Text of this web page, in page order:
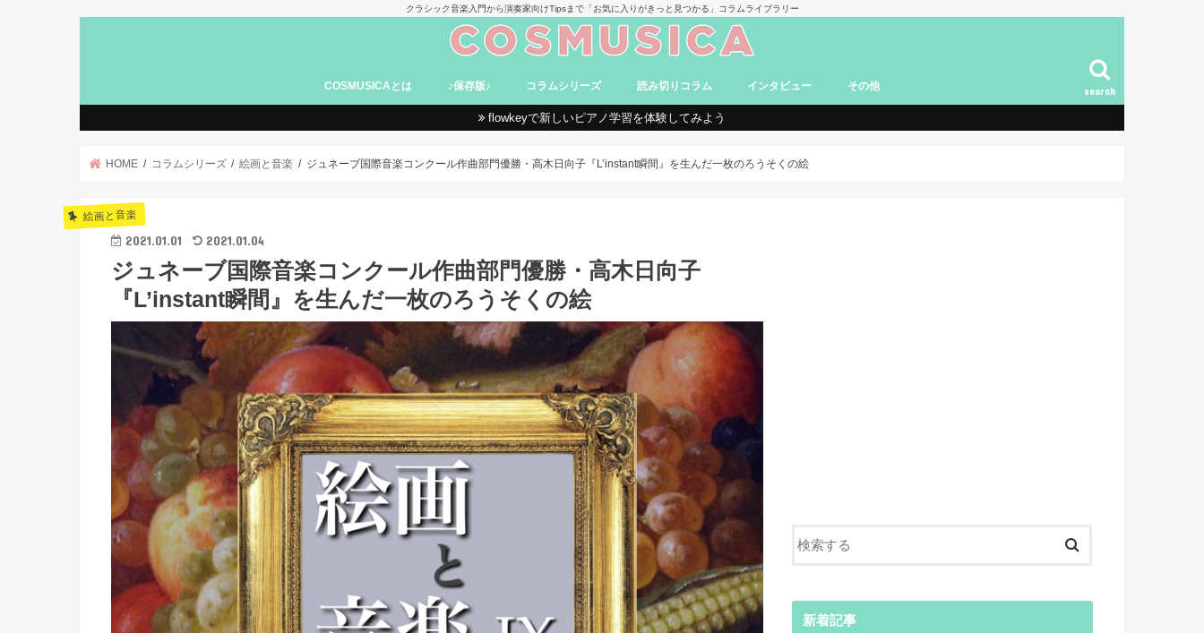
クラシック音楽入門から演奏家向けTipsまで「お気に入りがきっと見つかる」コラムライブラリー
search
COSMUSICAとは ♪保存版♪ コラムシリーズ
卑弥呼のバッハ探究
World Concert Tour
音楽家のメンタルトレーニング
世界史×吹奏楽 ～時を超えた響き～
オーケストラ日誌！in Germany
そよかとぶらり♪ クラシックデート
コンサートファッショニスタ
映画で学ぶクラシック
進め！ ヴァイオリンおけいこ道
Aroma et Classique
ヴィオラ奏者のベルリン便り
Sunday Classic -名曲紹介-
声楽家みずかのクラシック講座
ちょい聴きから始める現代音楽
「オペラやっぱ楽しかったわ。」
卑弥呼と行くロンドン音楽さんぽ
モーツァルトとワイン旅行
絵画と音楽
読み切りコラム
入門コラム
なるほどコラム
おもしろコラム
受験&留学
レビューコラム
まとめコラム
MAG（manga/anime/game）
インタビュー その他
flowkeyで新しいピアノ学習を体験してみよう
HOME コラムシリーズ 絵画と音楽 ジュネーブ国際音楽コンクール作曲部門優勝・高木日向子『L’instant瞬間』を生んだ一枚のろうそくの絵
絵画と音楽
2021.01.01 2021.01.04
ジュネーブ国際音楽コンクール作曲部門優勝・高木日向子
『L’instant瞬間』を生んだ一枚のろうそくの絵
新着記事